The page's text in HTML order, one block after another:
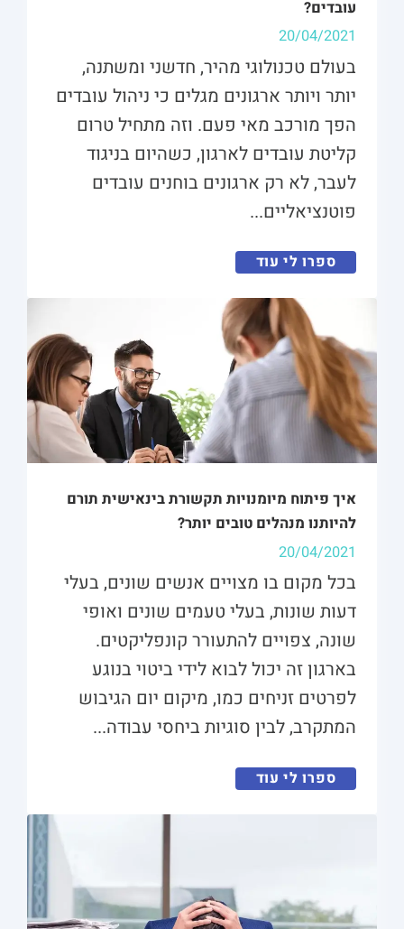
עובדים?
20/04/2021
בעולם טכנולוגי מהיר, חדשני ומשתנה,
יותר ויותר ארגונים מגלים כי ניהול עובדים
הפך מורכב מאי פעם. וזה מתחיל טרום
קליטת עובדים לארגון, כשהיום בניגוד
לעבר, לא רק ארגונים בוחנים עובדים
פוטנציאליים...
ספרו לי עוד
איך פיתוח מיומנויות תקשורת בינאישית תורם
להיותנו מנהלים טובים יותר?
20/04/2021
בכל מקום בו מצויים אנשים שונים, בעלי
דעות שונות, בעלי טעמים שונים ואופי
שונה, צפויים להתעורר קונפליקטים.
בארגון זה יכול לבוא לידי ביטוי בנוגע
לפרטים זניחים כמו, מיקום יום הגיבוש
המתקרב, לבין סוגיות ביחסי עבודה...
ספרו לי עוד